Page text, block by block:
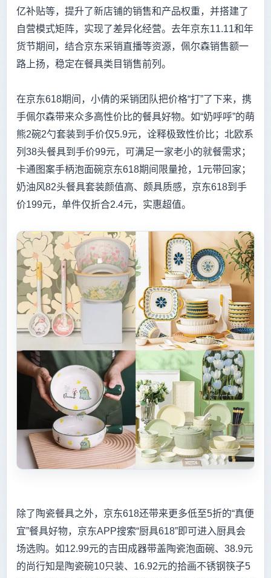
亿补贴等，提升了新店铺的销售和产品权重，并搭建了
自营模式矩阵，实现了差异化经营。去年京东11.11和年
货节期间，结合京东采销直播等资源，佩尔森销售额一
路上扬，稳定在餐具类目销售前列。
在京东618期间，小倩的采销团队把价格“打”了下来，携
手佩尔森带来众多高性价比的餐具好物。如“奶呼呼”的萌
熊2碗2勺套装到手价仅5.9元，诠释极致性价比；北欧系
列38头餐具到手价99元，可满足一家老小的就餐需求；
卡通图案手柄泡面碗京东618期间限量抢，1元带回家；
奶油风82头餐具套装颜值高、颇具质感，京东618到手
价199元，单件仅折合2.4元，实惠超值。
除了陶瓷餐具之外，京东618还带来更多低至5折的“真便
宜”餐具好物，京东APP搜索“厨具618”即可进入厨具会
场选购。如12.99元的吉田成器带盖陶瓷泡面碗、38.9元
的尚行知是陶瓷碗10只装、16.92元的拾画不锈钢筷子5